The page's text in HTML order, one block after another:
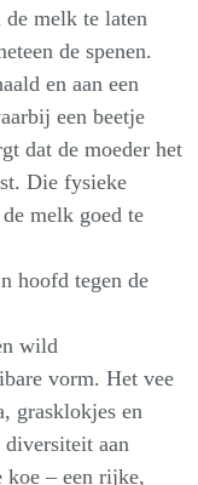
melk te laten
de spenen.
en aan een
een beetje
dat de moeder het
Die fysieke
melk goed te
hoofd tegen de
wild
vorm. Het vee
grasklokjes en
aan
koe – een rijke,